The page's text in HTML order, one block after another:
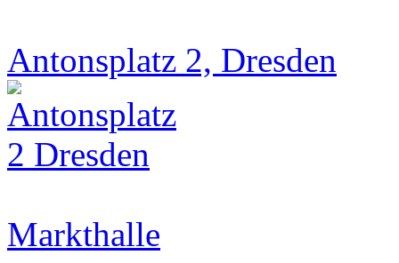
Antonsplatz 2, Dresden
Markthalle